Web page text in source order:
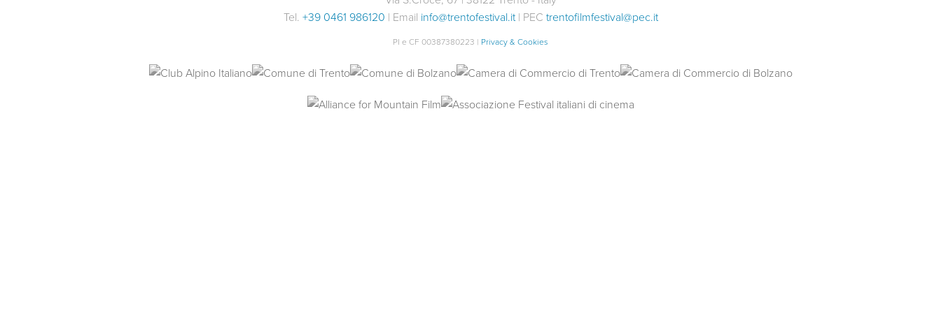
Tel. +39 0461 986120 | Email info@trentofestival.it| PEC trentofilmfestival@pec.it
PI e CF 00387380223 | Privacy & Cookies